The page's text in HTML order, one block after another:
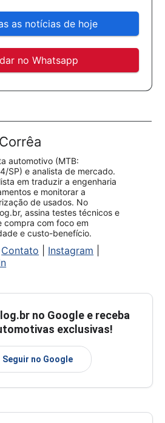
as notícias de hoje
no Whatsapp
automotivo (MTB:
SP) e analista de mercado.
em traduzir a engenharia
e monitorar a
de usados. No
assina testes técnicos e
compra com foco em
e custo-benefício.
Contato Instagram
no Google e receba
exclusivas!
Seguir no Google